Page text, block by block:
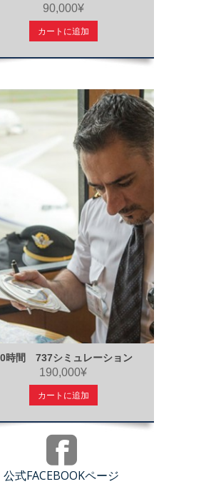
90,000¥
カートに追加
時間 737シミュレーション
190,000¥
カートに追加
公式FACEBOOKページ